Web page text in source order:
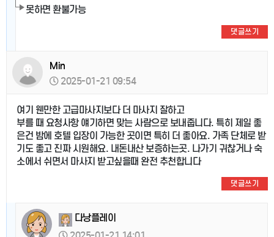
못하면 환불가능
댓글쓰기
Min
2025-01-21 09:54
여기 웬만한 고급마사지보다 더 마사지 잘하고
부를 때 요청사항 얘기하면 맞는 사람으로 보내줍니다. 특히 제일 좋
은건 밤에 호텔 입장이 가능한 곳이면 특히 더 좋아요. 가족 단체로 받
기도 좋고 진짜 시원해요. 내돈내산 보증하는곳. 나가기 귀찮거나 숙
소에서 쉬면서 마사지 받고싶을때 완전 추천합니다
댓글쓰기
다낭플레이